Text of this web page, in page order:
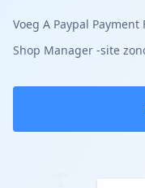
Voeg A Paypal
Shop Manager -site